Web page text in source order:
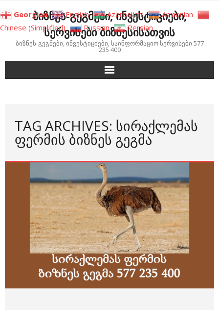
to
content
ბიზნეს-გეგმები, ინვესტიციები,
სერვისები ბიზნესისათვის
ბიზნეს-გეგმები, ინვესტიციები, საინფორმაციო სერვისები 577
235 400
TAG ARCHIVES: ᲡᲘᲠᲐᲥᲚᲔᲛᲐᲡ
ᲤᲔᲠᲛᲘᲡ ᲑᲘᲖᲜᲔᲡ ᲒᲔᲒᲛᲐ
Georgian English Azerbaijani
Armenian
Chinese (Simplified)
Russian Persian